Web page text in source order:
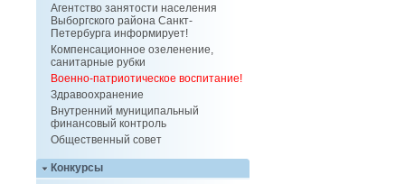
Агентство занятости населения
Выборгского района Санкт-
Петербурга информирует!
Компенсационное озеленение,
санитарные рубки
Военно-патриотическое воспитание!
Здравоохранение
Внутренний муниципальный
финансовый контроль
Общественный совет
Конкурсы